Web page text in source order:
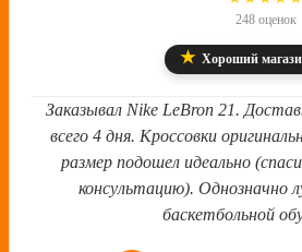
248 оценок
★ Хороший
Заказывал Nike LeBron 21.
всего 4 дня. Кроссовки
размер подошел идеально
консультацию). Однозначно
баскетбольной